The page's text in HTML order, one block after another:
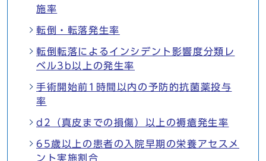
施率
転倒・転落発生率
転倒転落によるインシデント影響度分類レ
ベル3b以上の発生率
手術開始前1時間以内の予防的抗菌薬投与
率
d2（真皮までの損傷）以上の褥瘡発生率
65歳以上の患者の入院早期の栄養アセスメ
ント実施割合